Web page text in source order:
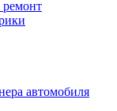
автомобиля